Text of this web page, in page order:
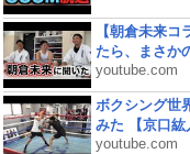
【朝倉未来
たら、まさか
youtube.com
ボクシング世
みた 【京口
youtube.com